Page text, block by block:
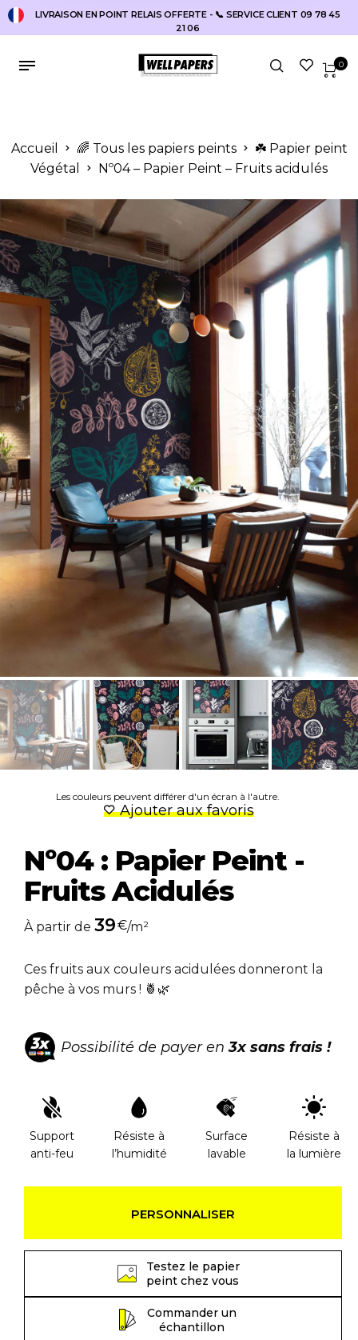
LIVRAISON EN POINT RELAIS OFFERTE - 📞 SERVICE CLIENT 09 78 45
21 06
0
Accueil 🌈 Tous les papiers peints
☘️ Papier peint
Végétal
Nº04 – Papier Peint – Fruits acidulés
Les couleurs peuvent différer d'un écran à l'autre.
Ajouter aux favoris
Nº04 : Papier Peint -
Fruits Acidulés
À partir de 39€/m²
Ces fruits aux couleurs acidulées donneront la
pêche à vos murs ! 🍍🌿
Possibilité de payer en3x sans frais !
Support
anti-feu
Résiste à
l’humidité
Surface
lavable
Résiste à
la lumière
PERSONNALISER
Testez le papier
peint chez vous
Commander un
échantillon